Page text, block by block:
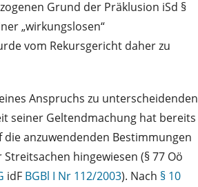
Grund der Präklusion iSd §
„wirkungslosen“
vom Rekursgericht daher zu
Anspruchs zu unterscheidenden
seiner Geltendmachung hat bereits
die anzuwendenden Bestimmungen
hingewiesen (§ 77 Oö
idF BGBl I Nr 112/2003). Nach § 10